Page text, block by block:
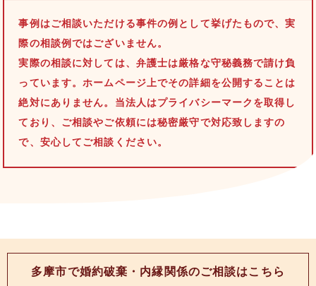
事例はご相談いただける事件の例として挙げたもので、実
際の相談例ではございません。
実際の相談に対しては、弁護士は厳格な守秘義務で請け負
っています。ホームページ上でその詳細を公開することは
絶対にありません。当法人はプライバシーマークを取得し
ており、ご相談やご依頼には秘密厳守で対応致しますの
で、安心してご相談ください。
多摩市で婚約破棄・内縁関係のご相談はこちら